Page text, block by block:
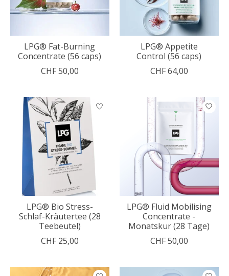
LPG® Fat-Burning
Concentrate (56 caps)
CHF 50,00
LPG® Appetite
Control (56 caps)
CHF 64,00
LPG® Bio Stress-
Schlaf-Kräutertee (28
Teebeutel)
CHF 25,00
LPG® Fluid Mobilising
Concentrate -
Monatskur (28 Tage)
CHF 50,00